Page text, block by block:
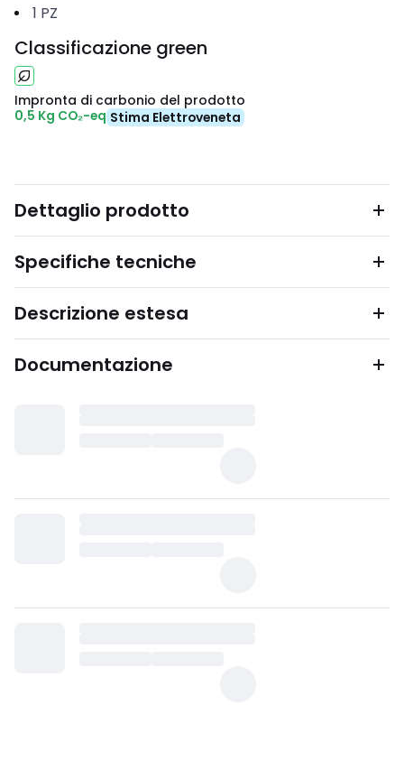
1 PZ
Classificazione green
Impronta di carbonio del prodotto
0,5 Kg CO₂-eq Stima Elettroveneta
Dettaglio prodotto
Specifiche tecniche
Descrizione estesa
Documentazione